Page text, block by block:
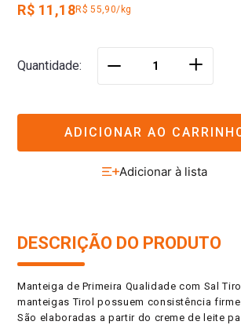
R$ 11,18R$ 55,90/kg
Quantidade ＋
ADICIONAR AO
DESCRIÇÃO DO PRODUTO
Manteiga de Primeira Qualidade com Sal
manteigas Tirol possuem consistência
São elaboradas a partir do creme de leite